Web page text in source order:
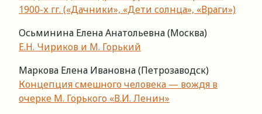
1900-х гг. («Дачники», «Дети солнца», «Враги»)
Осьминина Елена Анатольевна (Москва)
Е.Н. Чириков и М. Горький
Маркова Елена Ивановна (Петрозаводск)
Концепция смешного человека — вождя в
очерке М. Горького «В.И. Ленин»